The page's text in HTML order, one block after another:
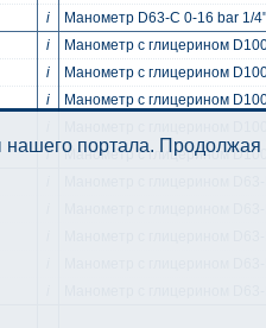
i Манометр D63-C 0-16 bar 1/
i Манометр с глицерином
i Манометр с глицерином
i Манометр с глицерином
i Манометр с глицерином
портала. Продолжая